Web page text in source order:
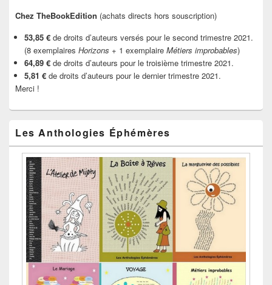
Chez TheBookEdition (achats directs hors souscription)
53,85 € de droits d’auteurs versés pour le second trimestre 2021.
(8 exemplaires Horizons + 1 exemplaire Métiers improbables)
64,89 € de droits d’auteurs pour le troisième trimestre 2021.
5,81 € de droits d’auteurs pour le dernier trimestre 2021.
Merci !
Les Anthologies Éphémères